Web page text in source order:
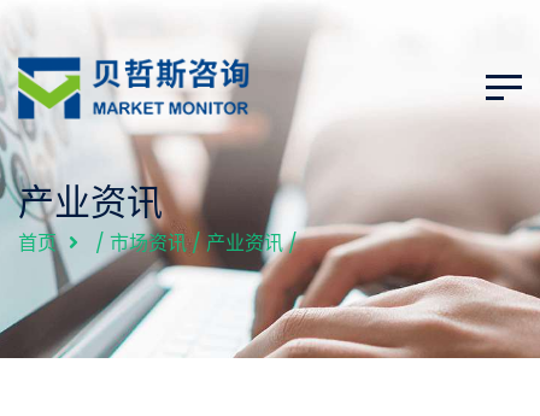
产业资讯
首页 / 市场资讯/产业资讯/